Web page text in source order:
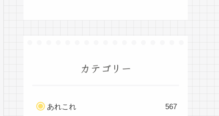
カテゴリー
あれこれ 567